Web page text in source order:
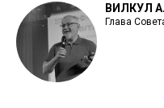
ВИЛКУЛ
Глава